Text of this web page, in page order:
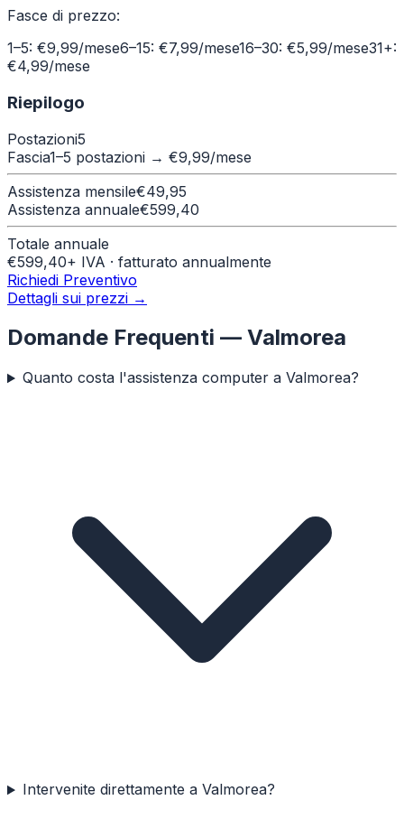
Fasce di prezzo:
1–5: €9,99/mese6–15: €7,99/mese16–30: €5,99/mese31+:
€4,99/mese
Riepilogo
Postazioni5
Fascia1–5 postazioni → €9,99/mese
Assistenza mensile€49,95
Assistenza annuale€599,40
Totale annuale
€599,40+ IVA · fatturato annualmente
Richiedi Preventivo
Dettagli sui prezzi →
Domande Frequenti — Valmorea
Quanto costa l'assistenza computer a Valmorea?
Intervenite direttamente a Valmorea?